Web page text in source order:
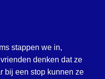
stappen we in,
denken dat ze
bij een stop kunnen ze